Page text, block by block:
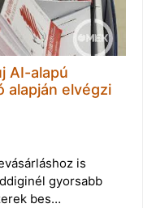
AI-alapú
alapján elvégzi
is
gyorsabb
bes…